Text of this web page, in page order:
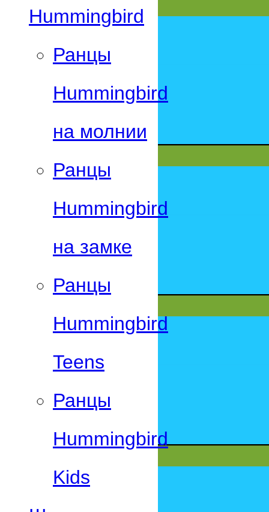
Hummingbird
Ранцы
Hummingbird
на молнии
Ранцы
Hummingbird
на замке
Ранцы
Hummingbird
Teens
Ранцы
Hummingbird
Kids